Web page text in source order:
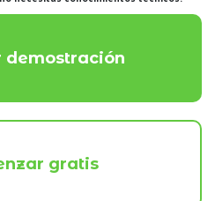
demostración
gratis